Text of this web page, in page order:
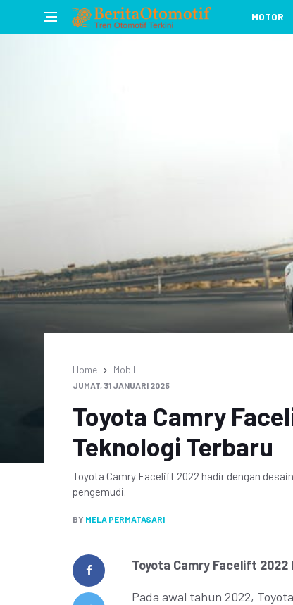
MOTOR
Home Mobil
JUMAT, 31 JANUARI 2025
Toyota Camry
Teknologi Terbaru
Toyota Camry Facelift 2022 hadir dengan
pengemudi.
BY MELA PERMATASARI
Toyota Camry Facelift
Pada awal tahun 2022,